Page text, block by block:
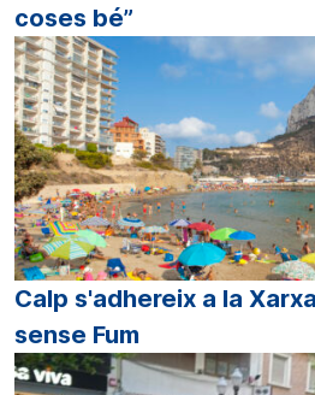
coses bé”
Calp s'adhereix a la
sense Fum